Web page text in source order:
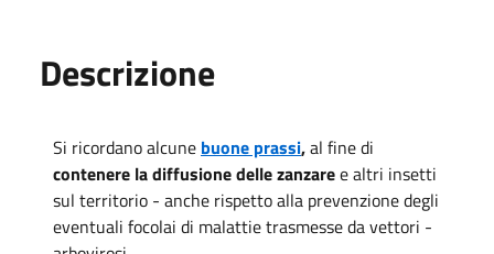
Descrizione
Si ricordano alcune buone prassi,
contenere la diffusione delle zanzare e altri insetti
sul territorio - anche rispetto alla prevenzione degli
eventuali focolai di malattie trasmesse da vettori -